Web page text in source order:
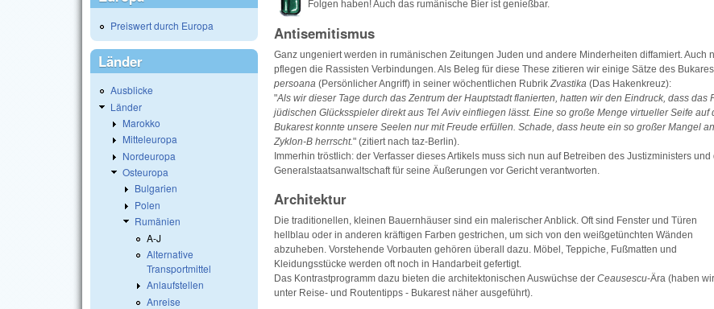
Folgen haben! Auch das rumänische Bier ist genießbar.
Antisemitismus
Ganz ungeniert werden in rumänischen Zeitungen Juden und andere Minderheiten diffamiert. Auch
pflegen die Rassisten Verbindungen. Als Beleg für diese These zitieren wir einige Sätze des
persoana (Persönlicher Angriff) in seiner wöchentlichen Rubrik Zvastika (Das Hakenkreuz):
"Als wir dieser Tage durch das Zentrum der Hauptstadt flanierten, hatten wir den Eindruck, dass das
jüdischen Glücksspieler direkt aus Tel Aviv einfliegen lässt. Eine so große Menge virtueller Seife auf
Bukarest konnte unsere Seelen nur mit Freude erfüllen. Schade, dass heute ein so großer Mangel
Zyklon-B herrscht." (zitiert nach taz-Berlin).
Immerhin tröstlich: der Verfasser dieses Artikels muss sich nun auf Betreiben des Justizministers und
Generalstaatsanwaltschaft für seine Äußerungen vor Gericht verantworten.
Architektur
Die traditionellen, kleinen Bauernhäuser sind ein malerischer Anblick. Oft sind Fenster und Türen
hellblau oder in anderen kräftigen Farben gestrichen, um sich von den weißgetünchten Wänden
abzuheben. Vorstehende Vorbauten gehören überall dazu. Möbel, Teppiche, Fußmatten und
Kleidungsstücke werden oft noch in Handarbeit gefertigt.
Das Kontrastprogramm dazu bieten die architektonischen Auswüchse der Ceausescu-Ära (haben wir
unter Reise- und Routentipps - Bukarest näher ausgeführt).
Preiswert durch Europa
Länder
Ausblicke
Länder
Marokko
Mitteleuropa
Nordeuropa
Osteuropa
Bulgarien
Polen
Rumänien
A-J
Alternative
Transportmittel
Anlaufstellen
Anreise